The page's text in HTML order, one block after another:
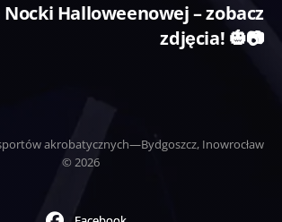
Halloweenowej – zobacz
zdjęcia! 🎃📷
akrobatycznych—Bydgoszcz, Inowrocław
© 2026